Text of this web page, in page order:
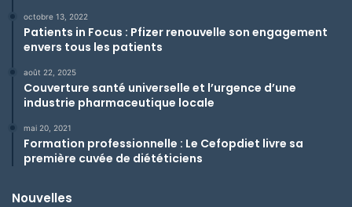
octobre 13, 2022
Patients in Focus : Pfizer renouvelle son engagement
envers tous les patients
août 22, 2025
Couverture santé universelle et l’urgence d’une
industrie pharmaceutique locale
mai 20, 2021
Formation professionnelle : Le Cefopdiet livre sa
première cuvée de diététiciens
Nouvelles